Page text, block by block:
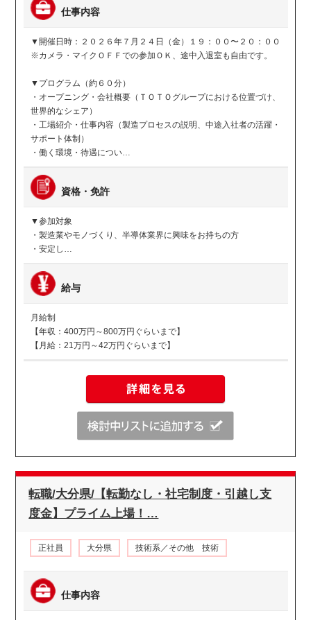
仕事内容
▼開催日時：２０２６年７月２４日（金）１９：００〜２０：００
※カメラ・マイクＯＦＦでの参加ＯＫ、途中入退室も自由です。
▼プログラム（約６０分）
・オープニング・会社概要（ＴＯＴＯグループにおける位置づけ、
世界的なシェア）
・工場紹介・仕事内容（製造プロセスの説明、中途入社者の活躍・
サポート体制）
・働く環境・待遇につい…
資格・免許
▼参加対象
・製造業やモノづくり、半導体業界に興味をお持ちの方
・安定し…
給与
月給制
【年収：400万円～800万円ぐらいまで】
【月給：21万円～42万円ぐらいまで】
転職/大分県/【転勤なし・社宅制度・引越し支
度金】プライム上場！…
正社員 大分県 技術系／その他 技術
仕事内容